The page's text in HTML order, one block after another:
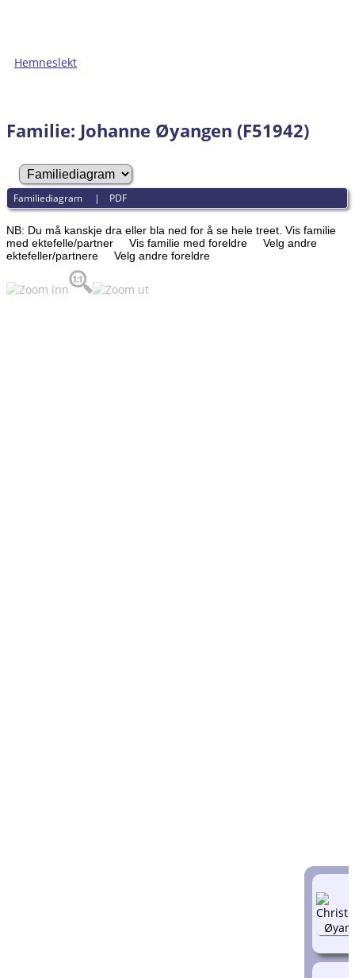
Hemneslekt
Familie: Johanne Øyangen (F51942)
Familiediagram | PDF
NB: Du må kanskje dra eller bla ned for å se hele treet. Vis familie
med ektefelle/partner
Vis familie med foreldre
Velg andre
ektefeller/partnere
Velg andre foreldre